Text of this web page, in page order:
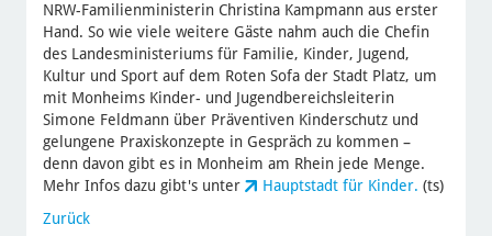
NRW-Familienministerin Christina Kampmann aus erster
Hand. So wie viele weitere Gäste nahm auch die Chefin
des Landesministeriums für Familie, Kinder, Jugend,
Kultur und Sport auf dem Roten Sofa der Stadt Platz, um
mit Monheims Kinder- und Jugendbereichsleiterin
Simone Feldmann über Präventiven Kinderschutz und
gelungene Praxiskonzepte in Gespräch zu kommen –
denn davon gibt es in Monheim am Rhein jede Menge.
Mehr Infos dazu gibt's unter
Hauptstadt für Kinder. (ts)
Zurück